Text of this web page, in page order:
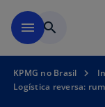
menu search
KPMG no Brasil
Logística reversa: